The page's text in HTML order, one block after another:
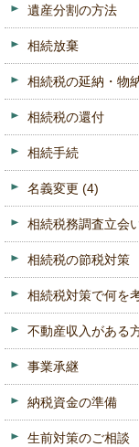
遺産分割の方法
相続放棄
相続税の延納・物
相続税の還付
相続手続
名義変更 (4)
相続税務調査立会
相続税の節税対策
相続税対策で何を
不動産収入がある
事業承継
納税資金の準備
生前対策のご相談